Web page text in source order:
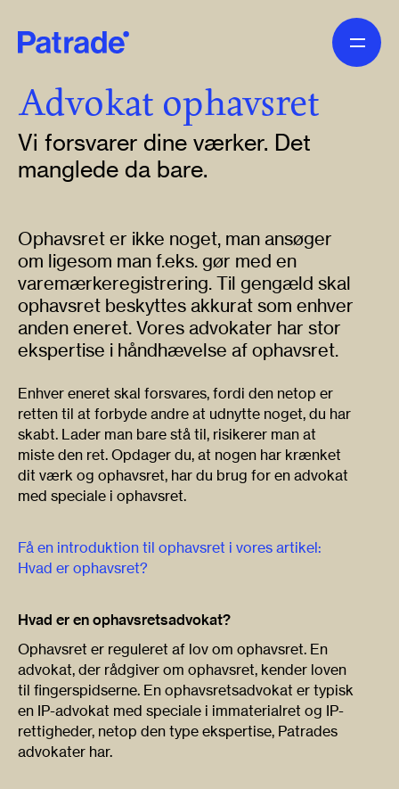
Advokat ophavsret
Vi forsvarer dine værker. Det
manglede da bare.
Ophavsret er ikke noget, man ansøger
om ligesom man f.eks. gør med en
varemærkeregistrering. Til gengæld skal
ophavsret beskyttes akkurat som enhver
anden eneret. Vores advokater har stor
ekspertise i håndhævelse af ophavsret.
Enhver eneret skal forsvares, fordi den netop er
retten til at forbyde andre at udnytte noget, du har
skabt. Lader man bare stå til, risikerer man at
miste den ret. Opdager du, at nogen har krænket
dit værk og ophavsret, har du brug for en advokat
med speciale i ophavsret.
Få en introduktion til ophavsret i vores artikel:
Hvad er ophavsret?
Hvad er en ophavsretsadvokat?
Ophavsret er reguleret af lov om ophavsret. En
advokat, der rådgiver om ophavsret, kender loven
til fingerspidserne. En ophavsretsadvokat er typisk
en IP-advokat med speciale i immaterialret og IP-
rettigheder, netop den type ekspertise, Patrades
advokater har.